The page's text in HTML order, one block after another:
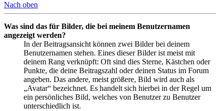
Nach oben
Was sind das für Bilder, die bei meinem Benutzernamen
angezeigt werden?
In der Beitragsansicht können zwei Bilder bei deinem
Benutzernamen stehen. Eines dieser Bilder ist meist mit
deinem Rang verknüpft: Oft sind dies Sterne, Kästchen oder
Punkte, die deine Beitragszahl oder deinen Status im Forum
angeben. Das andere, meist größere, Bild wird auch als
„Avatar“ bezeichnet. Es handelt sich hierbei in der Regel um
ein persönliches Bild, welches von Benutzer zu Benutzer
unterschiedlich ist.